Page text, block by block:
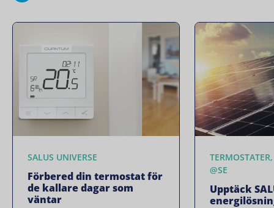
SALUS UNIVERSE
Förbered din termostat för
de kallare dagar som
väntar
@SE
Upptäck